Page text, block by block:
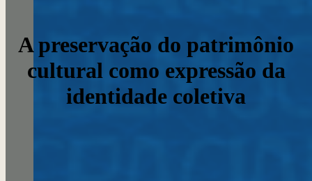
A preservação do patrimônio
cultural como expressão da
identidade coletiva